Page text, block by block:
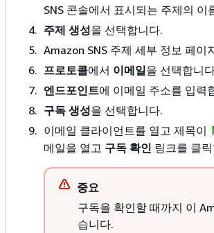
SNS 콘솔에서 표시되는 주제의 이
주제 생성을 선택합니다.
Amazon SNS 주제 세부 정보 페이
프로토콜에서 이메일을 선택합니
엔드포인트에 이메일 주소를 입력
구독 생성을 선택합니다.
이메일 클라이언트를 열고 제목이
메일을 열고 구독 확인 링크를 클
중요
구독을 확인할 때까지 이
습니다.